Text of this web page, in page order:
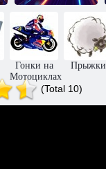
Перехват
Гонки на
Мотоциклах
Прыжки
(Total 10)